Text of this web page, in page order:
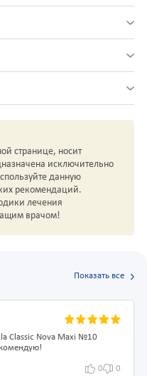
странице, носит
исключительно
данную
рекомендаций.
лечения
врачом!
Показать все
Classic Nova Maxi №10
0 0